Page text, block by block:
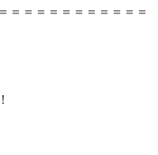
＝＝＝＝＝＝＝＝＝＝＝